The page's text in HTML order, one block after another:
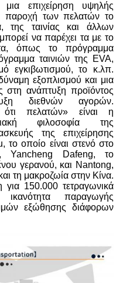
επιχείρηση υψηλής
παροχή των πελατών το
της ταινίας και άλλων
να παρέχει τα με το
όπως το πρόγραμμα
ταινιών της EVA,
εγκιβωτισμού, το κ.λπ.
εξοπλισμού και μια
στη ανάπτυξη προϊόντος
διεθνών αγορών.
ότι πελατών» είναι η
φιλοσοφία της
της επιχείρησης
το οποίο είναι στενό στο
Yancheng Dafeng, το
γερανού, και Nantong,
τη μακροζωία στην Κίνα.
για 150.000 τετραγωνικά
παραγωγής
εξώθησης διάφορων